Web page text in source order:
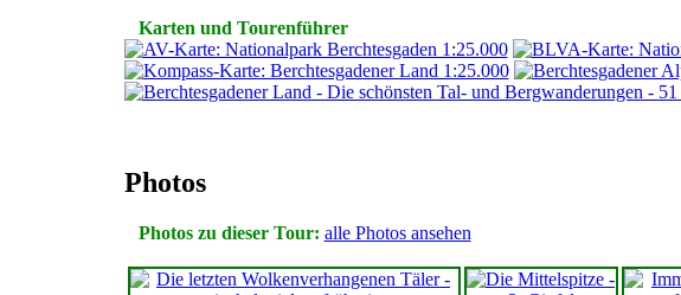
Karten und Tourenführer
Photos
Photos zu dieser Tour: alle Photos ansehen